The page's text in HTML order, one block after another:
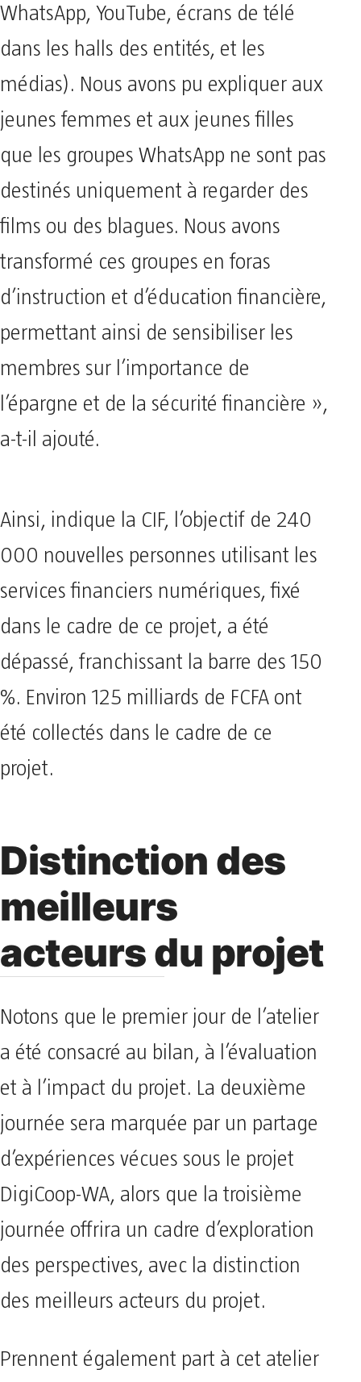
WhatsApp, YouTube, écrans de télé
dans les halls des entités, et les
médias). Nous avons pu expliquer aux
jeunes femmes et aux jeunes filles
que les groupes WhatsApp ne sont pas
destinés uniquement à regarder des
films ou des blagues. Nous avons
transformé ces groupes en foras
d’instruction et d’éducation financière,
permettant ainsi de sensibiliser les
membres sur l’importance de
l’épargne et de la sécurité financière »,
a-t-il ajouté.
Ainsi, indique la CIF, l’objectif de 240
000 nouvelles personnes utilisant les
services financiers numériques, fixé
dans le cadre de ce projet, a été
dépassé, franchissant la barre des 150
%. Environ 125 milliards de FCFA ont
été collectés dans le cadre de ce
projet.
Distinction des
meilleurs
acteurs du projet
Notons que le premier jour de l’atelier
a été consacré au bilan, à l’évaluation
et à l’impact du projet. La deuxième
journée sera marquée par un partage
d’expériences vécues sous le projet
DigiCoop-WA, alors que la troisième
journée offrira un cadre d’exploration
des perspectives, avec la distinction
des meilleurs acteurs du projet.
Prennent également part à cet atelier